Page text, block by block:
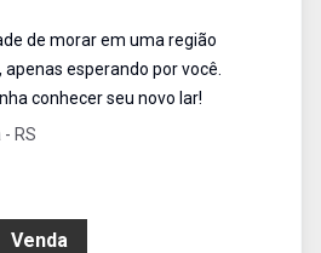
de morar em uma região
esperando por você.
conhecer seu novo lar!
RS
Venda